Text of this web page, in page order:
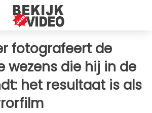
fotografeert de
wezens die hij in de
het resultaat is als